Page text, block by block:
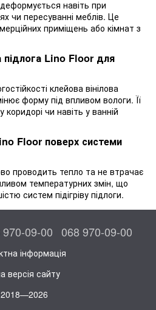
навіть при
чи пересуванні меблів. Це
приміщень або кімнат з
підлога Lino Floor для
клейова вінілова
форму під впливом вологи. Її
чи навіть у ванній
Floor поверх системи
проводить тепло та не втрачає
температурних змін, що
систем підігріву підлоги.
09-00 068 970-09-00
інформація
версія сайту